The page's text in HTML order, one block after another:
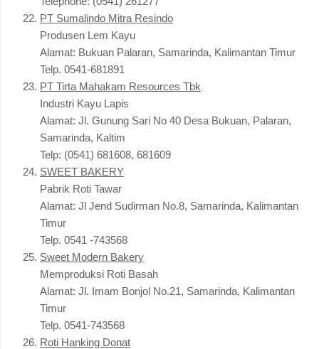
PT Sumalindo Mitra Resindo
Produsen Lem Kayu
Alamat: Bukuan Palaran, Samarinda, Kalimantan Timur
Telp. 0541-681891
PT Tirta Mahakam Resources Tbk
Industri Kayu Lapis
Alamat: Jl. Gunung Sari No 40 Desa Bukuan, Palaran,
Samarinda, Kaltim
Telp: (0541) 681608, 681609
SWEET BAKERY
Pabrik Roti Tawar
Alamat: Jl Jend Sudirman No.8, Samarinda, Kalimantan
Timur
Telp. 0541 -743568
Sweet Modern Bakery
Memproduksi Roti Basah
Alamat: Jl. Imam Bonjol No.21, Samarinda, Kalimantan
Timur
Telp. 0541-743568
Roti Hanking Donat